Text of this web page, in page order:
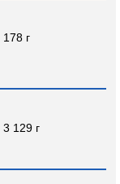
178 г
3 129 г